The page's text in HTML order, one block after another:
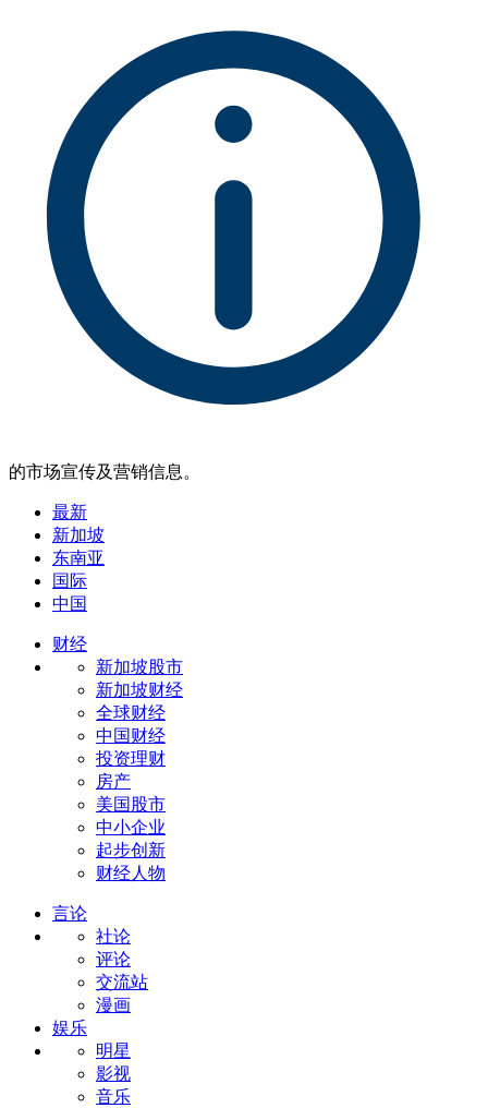
的市场宣传及营销信息。
最新
新加坡
东南亚
国际
中国
财经
新加坡股市
新加坡财经
全球财经
中国财经
投资理财
房产
美国股市
中小企业
起步创新
财经人物
言论
社论
评论
交流站
漫画
娱乐
明星
影视
音乐